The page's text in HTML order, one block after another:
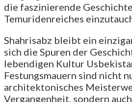
die faszinierende
Temuridenreiches
Shahrisabz bleibt ein
sich die Spuren der
lebendigen Kultur
Festungsmauern sind nicht
architektonisches
Vergangenheit, sondern